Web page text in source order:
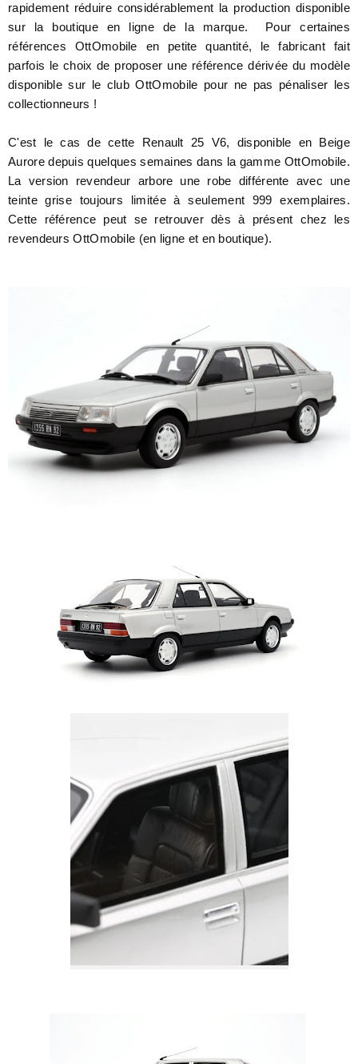
rapidement réduire considérablement la production disponible
sur la boutique en ligne de la marque. Pour certaines
références OttOmobile en petite quantité, le fabricant fait
parfois le choix de proposer une référence dérivée du modèle
disponible sur le club OttOmobile pour ne pas pénaliser les
collectionneurs !
C'est le cas de cette Renault 25 V6, disponible en Beige
Aurore depuis quelques semaines dans la gamme OttOmobile.
La version revendeur arbore une robe différente avec une
teinte grise toujours limitée à seulement 999 exemplaires.
Cette référence peut se retrouver dès à présent chez les
revendeurs OttOmobile (en ligne et en boutique).